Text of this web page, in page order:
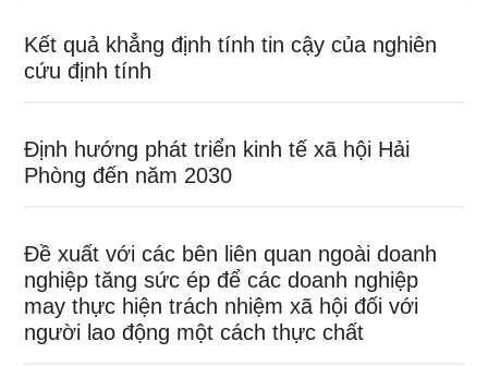
Kết quả khẳng định tính tin cậy của nghiên
cứu định tính
Định hướng phát triển kinh tế xã hội Hải
Phòng đến năm 2030
Đề xuất với các bên liên quan ngoài doanh
nghiệp tăng sức ép để các doanh nghiệp
may thực hiện trách nhiệm xã hội đối với
người lao động một cách thực chất